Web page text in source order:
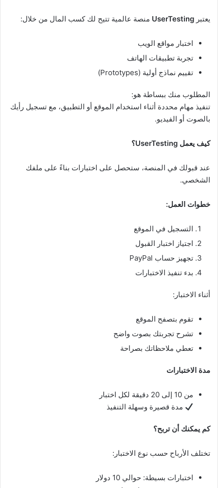
يعتبر UserTesting منصة عالمية تتيح لك كسب المال من خلال:
اختبار مواقع الويب
تجربة تطبيقات الهاتف
تقييم نماذج أولية (Prototypes)
المطلوب منك ببساطة هو:
تنفيذ مهام محددة أثناء استخدام الموقع أو التطبيق، مع تسجيل رأيك
بالصوت أو الفيديو.
كيف يعمل UserTesting؟
عند قبولك في المنصة، ستحصل على اختبارات بناءً على ملفك
الشخصي.
خطوات العمل:
التسجيل في الموقع
اجتياز اختبار القبول
تجهيز حساب PayPal
بدء تنفيذ الاختبارات
أثناء الاختبار:
تقوم بتصفح الموقع
تشرح تجربتك بصوت واضح
تعطي ملاحظاتك بصراحة
مدة الاختبارات
من 10 إلى 20 دقيقة لكل اختبار
مدة قصيرة وسهلة التنفيذ
كم يمكنك أن تربح؟
تختلف الأرباح حسب نوع الاختبار:
اختبارات بسيطة: حوالي 10 دولار